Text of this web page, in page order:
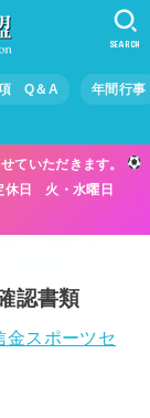
項 Q＆A 年間行事
SEARCH
ていただきます。
休日 火・水曜日
認書類
金スポーツセ